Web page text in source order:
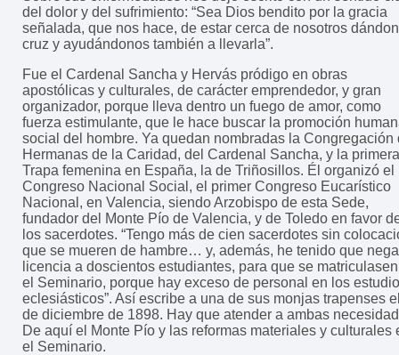
del dolor y del sufrimiento: “Sea Dios bendito por la gracia
señalada, que nos hace, de estar cerca de nosotros
cruz y ayudándonos también a llevarla”.
Fue el Cardenal Sancha y Hervás pródigo en obras
apostólicas y culturales, de carácter emprendedor, y gran
organizador, porque lleva dentro un fuego de amor, como
fuerza estimulante, que le hace buscar la promoción
social del hombre. Ya quedan nombradas la Congregación
Hermanas de la Caridad, del Cardenal Sancha, y la primera
Trapa femenina en España, la de Triñosillos. Él organizó el
Congreso Nacional Social, el primer Congreso Eucarístico
Nacional, en Valencia, siendo Arzobispo de esta Sede,
fundador del Monte Pío de Valencia, y de Toledo en favor
los sacerdotes. “Tengo más de cien sacerdotes sin
que se mueren de hambre… y, además, he tenido que
licencia a doscientos estudiantes, para que se
el Seminario, porque hay exceso de personal en los
eclesiásticos”. Así escribe a una de sus monjas trapenses
de diciembre de 1898. Hay que atender a ambas
De aquí el Monte Pío y las reformas materiales y culturales
el Seminario.